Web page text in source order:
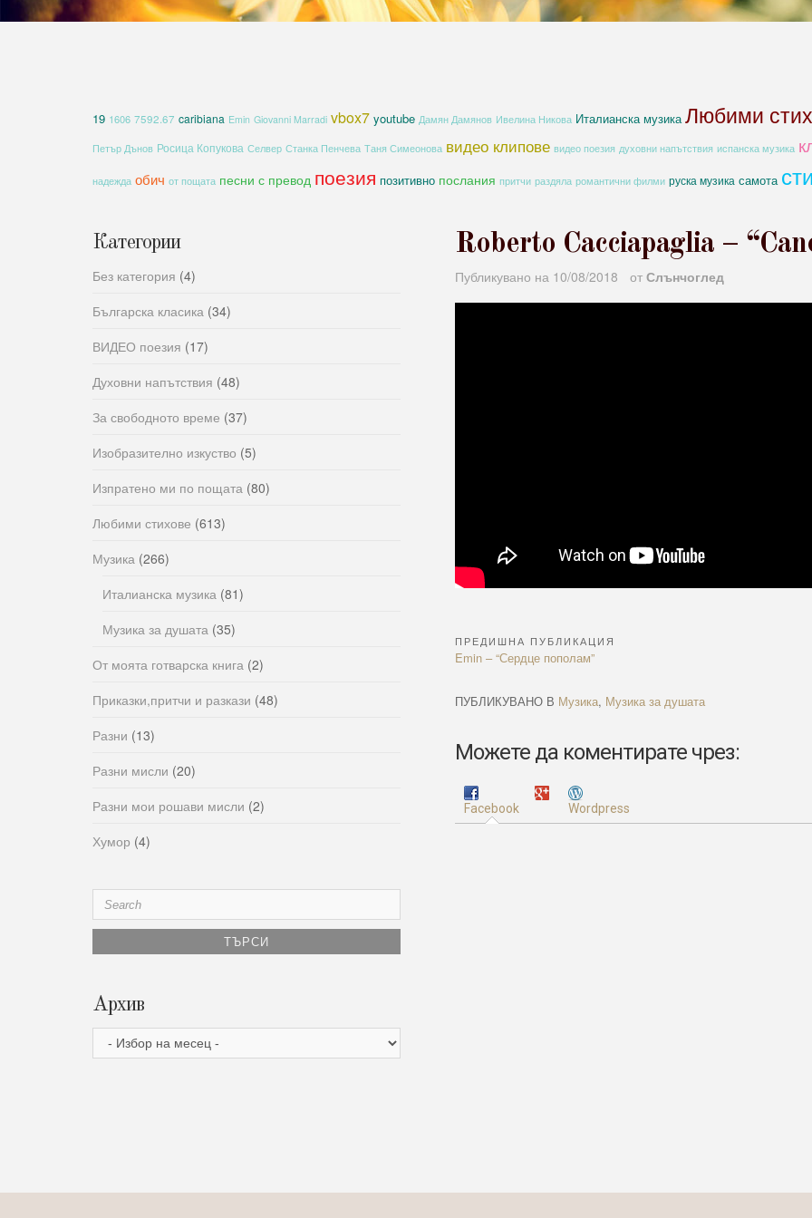
19 1606 7592.67 caribiana Emin Giovanni Marradi vbox7 youtube Дамян Дамянов Ивелина Никова Италианска музика Любими
Петър Дънов Росица Копукова Селвер Станка Пенчева Таня Симеонова видео клипове видео поезия духовни напътствия испанска музика
надежда обич от пощата песни с превод поезия позитивно послания притчи раздяла романтични филми руска музика самота
Roberto Cacciapaglia –
Публикувано на 10/08/2018 от Слънчоглед
Навигация
ПРЕДИШНА ПУБЛИКАЦИЯ
Previous
Emin – “Сердце пополам”
ПУБЛИКУВАНО В Музика, Музика за душата
Можете да коментирате чрез:
Facebook Wordpress
Категории
Без категория (4)
Българска класика (34)
ВИДЕО поезия (17)
Духовни напътствия (48)
За свободното време (37)
Изобразително изкуство (5)
Изпратено ми по пощата (80)
Любими стихове (613)
Музика (266)
Италианска музика (81)
Музика за душата (35)
От моята готварска книга (2)
Приказки,притчи и разкази (48)
Разни (13)
Разни мисли (20)
Разни мои рошави мисли (2)
Хумор (4)
Search
for:
Архив
Архив